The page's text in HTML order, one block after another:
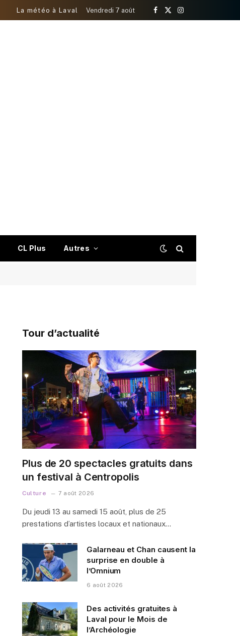
La météo à Laval Vendredi 7 août
Facebook
X
Instagram
CL Plus Autres
Tour d’actualité
Plus de 20 spectacles gratuits dans
un festival à Centropolis
Culture 7 août 2026
Du jeudi 13 au samedi 15 août, plus de 25
prestations d’artistes locaux et nationaux…
Galarneau et Chan causent la
surprise en double à
l’Omnium
6 août 2026
Des activités gratuites à
Laval pour le Mois de
l’Archéologie